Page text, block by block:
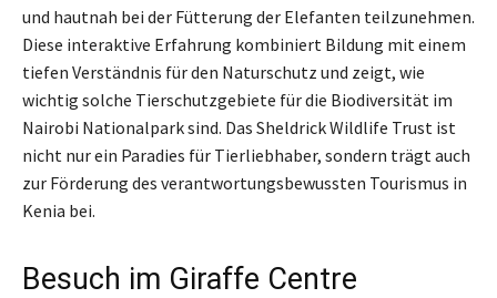
und hautnah bei der Fütterung der Elefanten teilzunehmen.
Diese interaktive Erfahrung kombiniert Bildung mit einem
tiefen Verständnis für den Naturschutz und zeigt, wie
wichtig solche Tierschutzgebiete für die Biodiversität im
Nairobi Nationalpark sind. Das Sheldrick Wildlife Trust ist
nicht nur ein Paradies für Tierliebhaber, sondern trägt auch
zur Förderung des verantwortungsbewussten Tourismus in
Kenia bei.
Besuch im Giraffe Centre